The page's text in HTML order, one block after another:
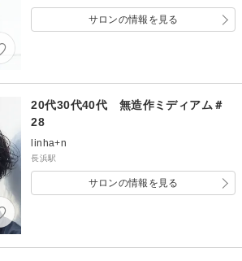
サロンの情報を見る
20代30代40代 無造作ミディアム＃
28
linha+n
長浜駅
サロンの情報を見る